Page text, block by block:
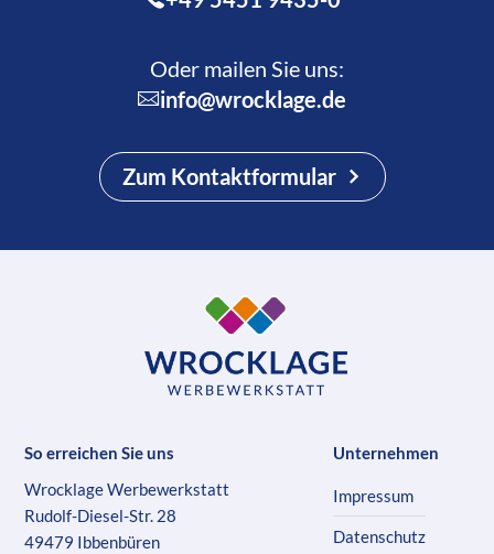
Oder mailen Sie uns:
info@wrocklage.de
Zum Kontaktformular
So erreichen Sie uns
Wrocklage Werbewerkstatt
Rudolf-Diesel-Str. 28
49479 Ibbenbüren
Unternehmen
Impressum
Datenschutz